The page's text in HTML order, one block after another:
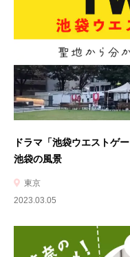
ドラマ「池袋ウエストゲ
池袋の風景
東京
2023.03.05